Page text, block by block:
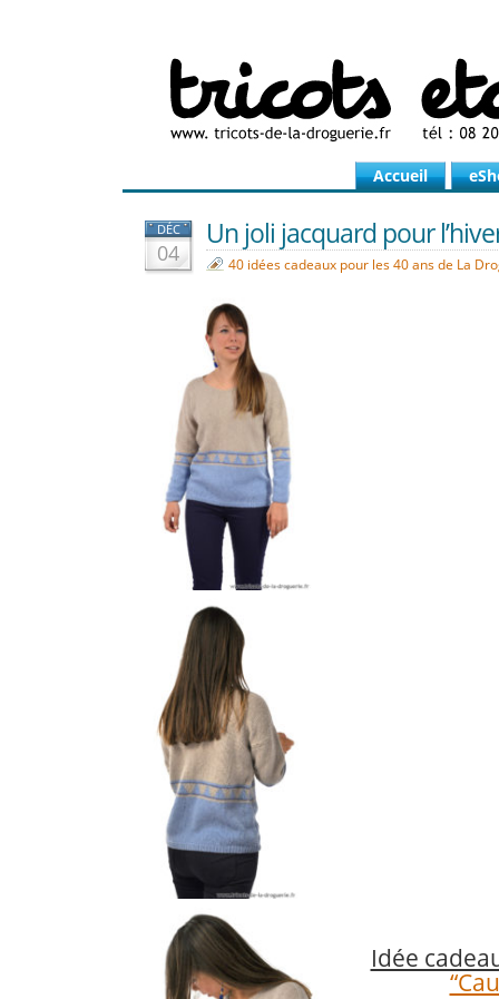
Accueil
DÉC
04
Un joli jacquard pour
40 idées cadeaux pour les 40 ans de La
Idée